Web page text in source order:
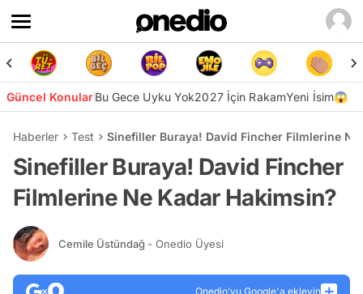
Güncel KonularBu Gece Uyku Yok2027 İçin RakamYeni İsim😱
Haberler Test Sinefiller Buraya! David Fincher Filmlerine
Sinefiller Buraya! David Fincher
Filmlerine Ne Kadar Hakimsin?
Cemile Üstündağ - Onedio Üyesi
Onedio’yu Google'a ekleyin